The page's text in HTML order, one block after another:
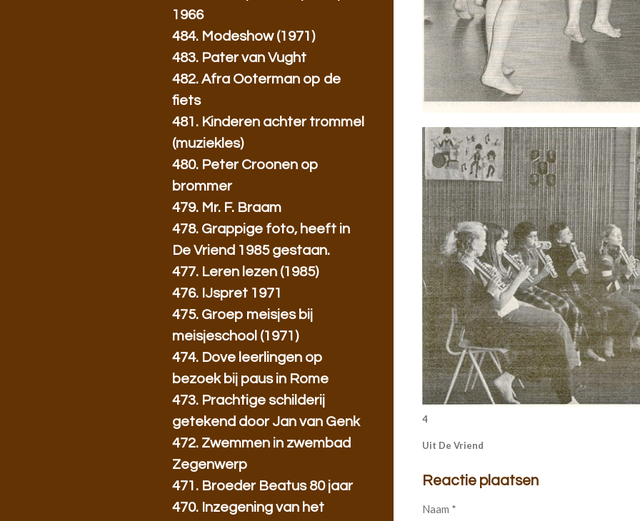
4
Uit De Vriend
Reactie plaatsen
Naam *
1966
484. Modeshow (1971)
483. Pater van Vught
482. Afra Ooterman op de
fiets
481. Kinderen achter trommel
(muziekles)
480. Peter Croonen op
brommer
479. Mr. F. Braam
478. Grappige foto, heeft in
De Vriend 1985 gestaan.
477. Leren lezen (1985)
476. IJspret 1971
475. Groep meisjes bij
meisjeschool (1971)
474. Dove leerlingen op
bezoek bij paus in Rome
473. Prachtige schilderij
getekend door Jan van Genk
472. Zwemmen in zwembad
Zegenwerp
471. Broeder Beatus 80 jaar
470. Inzegening van het